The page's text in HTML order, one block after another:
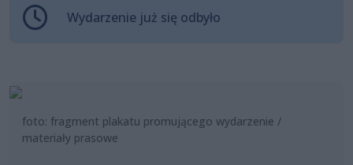
Wydarzenie już się odbyło
foto: fragment plakatu promującego wydarzenie /
materiały prasowe